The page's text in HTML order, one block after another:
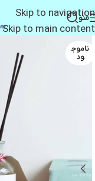
Skip to navigation
Skip to main content
منو
ناموج
ود